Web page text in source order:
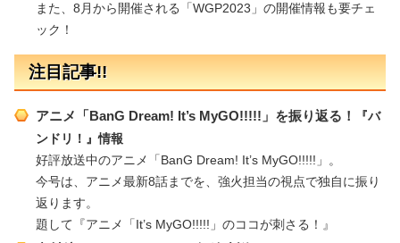
また、8月から開催される「WGP2023」の開催情報も要チェ
ック！
注目記事!!
アニメ「BanG Dream! It’s MyGO!!!!!」を振り返る！
『バ
ンドリ！』情報
好評放送中のアニメ「BanG Dream! It’s MyGO!!!!!」。
今号は、アニメ最新8話までを、強火担当の視点で独自に振り
返ります。
題して『アニメ「It’s MyGO!!!!!」のココが刺さる！』